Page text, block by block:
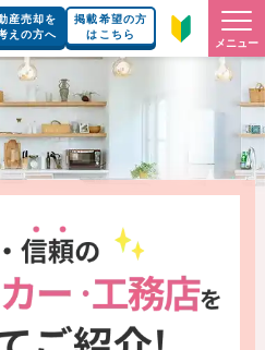
産売却を
えの方へ
掲載希望の方
はこちら
メニュー